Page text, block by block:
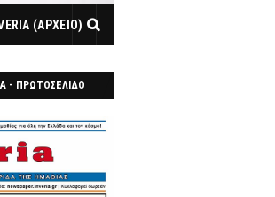
(ΑΡΧΕΙΟ)
- ΠΡΩΤΟΣΕΛΙΔΟ